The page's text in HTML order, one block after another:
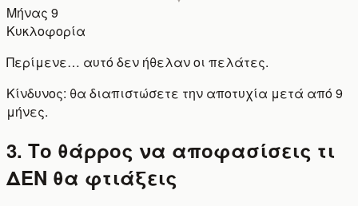
Μήνας 9
Κυκλοφορία
Περίμενε… αυτό δεν ήθελαν οι πελάτες.
Κίνδυνος: θα διαπιστώσετε την αποτυχία μετά από 9
μήνες.
3. Το θάρρος να αποφασίσεις τι
ΔΕΝ θα φτιάξεις